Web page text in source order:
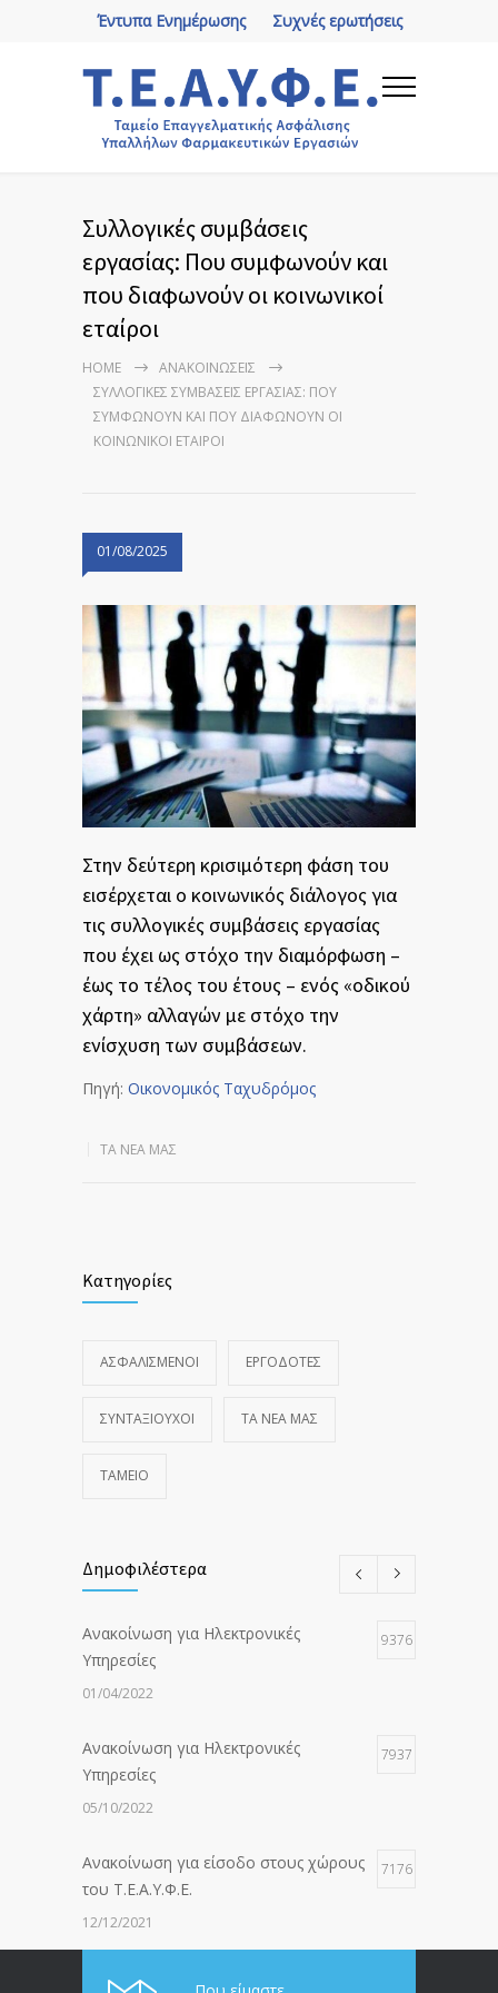
Συχνές ερωτήσεις
Έντυπα Ενημέρωσης
Συλλογικές συμβάσεις
εργασίας: Που συμφωνούν και
που διαφωνούν οι κοινωνικοί
εταίροι
HOME
ΑΝΑΚΟΙΝΏΣΕΙΣ
ΣΥΛΛΟΓΙΚΈΣ ΣΥΜΒΆΣΕΙΣ ΕΡΓΑΣΊΑΣ: ΠΟΥ
ΣΥΜΦΩΝΟΎΝ ΚΑΙ ΠΟΥ ΔΙΑΦΩΝΟΎΝ ΟΙ
ΚΟΙΝΩΝΙΚΟΊ ΕΤΑΊΡΟΙ
01/08/2025
Στην δεύτερη κρισιμότερη φάση του
εισέρχεται ο κοινωνικός διάλογοςγια
τις συλλογικές συμβάσεις εργασίας
που έχει ως στόχο την διαμόρφωση –
έως το τέλος του έτους – ενός «οδικού
χάρτη» αλλαγών με στόχο την
ενίσχυση των συμβάσεων.
Πηγή: Οικονομικός Ταχυδρόμος
ΤΑ ΝΈΑ ΜΑΣ
Κατηγορίες
ΑΣΦΑΛΙΣΜΕΝΟΙ ΕΡΓΟΔΟΤΕΣ
ΣΥΝΤΑΞΙΟΥΧΟΙ ΤΑ ΝΈΑ ΜΑΣ
ΤΑΜΕΙΟ
Δημοφιλέστερα
Ανακοίνωση για Ηλεκτρονικές
Υπηρεσίες
9376
01/04/2022
Ανακοίνωση για Ηλεκτρονικές
Υπηρεσίες
7937
05/10/2022
Ανακοίνωση για είσοδο στους χώρους
του Τ.Ε.Α.Υ.Φ.Ε.
7176
12/12/2021
ΑΝΑΚΟΙΝΩΣΗ ΠΡΟΣ ΣΥΝΤΑΞΙΟΥΧΟΥΣ